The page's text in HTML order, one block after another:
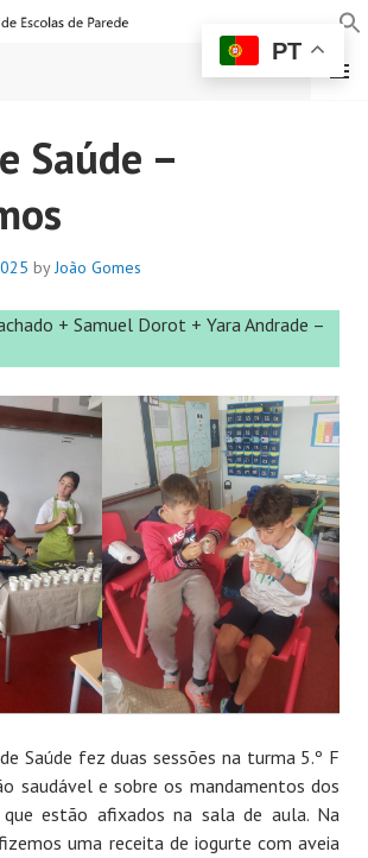
DE
DE PAREDE
MENU
Saúde –
byJoão Gomes
+ Samuel Dorot + Yara Andrade –
Saúde fez duas sessões na turma 5.º F
saudável e sobre os mandamentos dos
estão afixados na sala de aula. Na
uma receita de iogurte com aveia
PT